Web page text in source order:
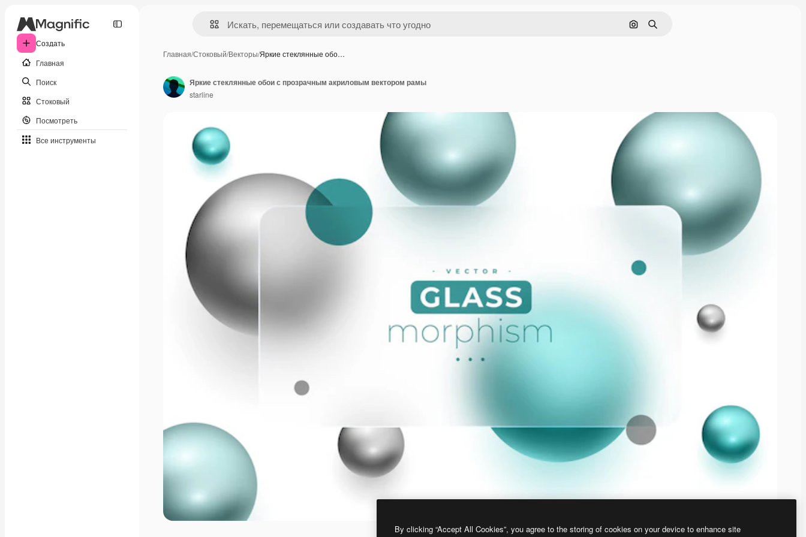
Создать
Главная
Поиск
Стоковый
Посмотреть
Все инструменты
Поиск по изображению
Поиск
Главная/Стоковый/Векторы/Яркие стеклянные обо…
Яркие стеклянные обои с прозрачным акриловым вектором рамы
starline
By clicking “Accept All Cookies”, you agree to the storing of cookies on your device to enhance site